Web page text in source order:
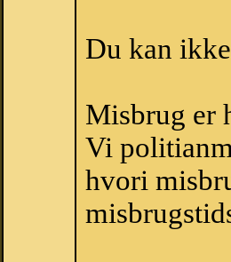
Du kan
Misbrug er
Vi
hvori